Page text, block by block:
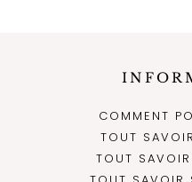
COMMENT
TOUT
TOUT